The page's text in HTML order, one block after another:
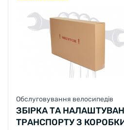
Обслуговування велосипедів
ЗБІРКА ТА
ТРАНСПОРТУ З